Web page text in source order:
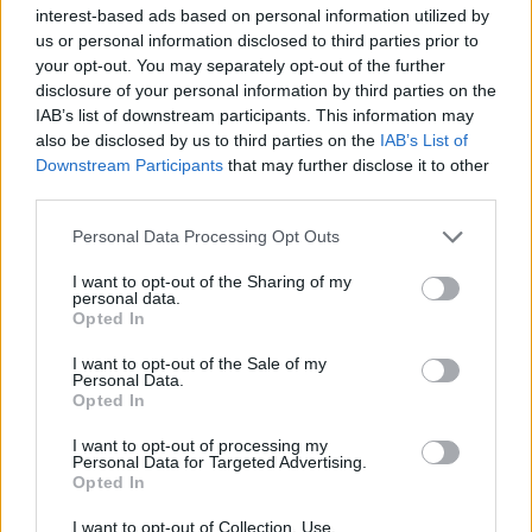
interest-based ads based on personal information utilized by
us or personal information disclosed to third parties prior to
your opt-out. You may separately opt-out of the further
disclosure of your personal information by third parties on the
IAB’s list of downstream participants. This information may
also be disclosed by us to third parties on the IAB’s List of
Downstream Participants that may further disclose it to other
Personal Data Processing Opt Outs
I want to opt-out of the Sharing of my
personal data.
Opted In
I want to opt-out of the Sale of my
Personal Data.
Opted In
I want to opt-out of processing my
Personal Data for Targeted Advertising.
Opted In
I want to opt-out of Collection, Use,
Július
Július 1., Szerda: AnnamáriaésTihamér
Július 2., Csütörtök:Ottó
Július 3., Péntek: Kornél és Soma
Július 4., Szombat:Ulrik
Július 5., Vasárnap:EmeseésSarolta
Július 6., Hétfő:Csaba
Július 8., Szerda:Ellák
Július 9., Csütörtök:
Július 10., Péntek:Amália
Július 11., Szombat:
Július 13., Hétfő:Jenõ
Július 14., Kedd: